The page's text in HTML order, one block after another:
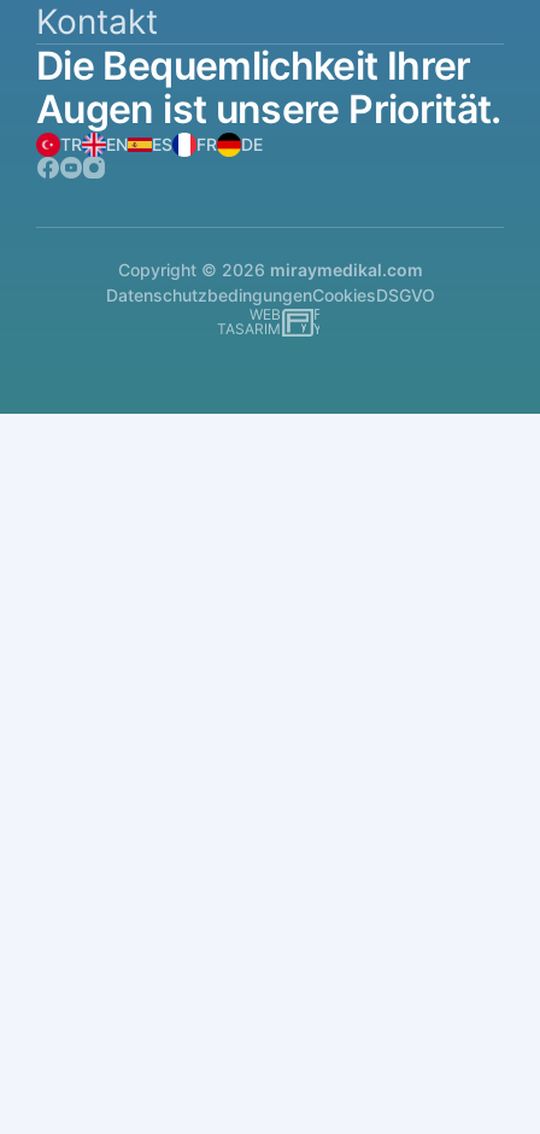
Kontakt
Die Bequemlichkeit Ihrer
Augen ist unsere Priorität.
TR EN ES FR DE
Copyright © 2026 miraymedikal.com
DatenschutzbedingungenCookiesDSGVO
WEB
TASARIM
İSTANBUL WEB TASARIM AJANSI - PENTA